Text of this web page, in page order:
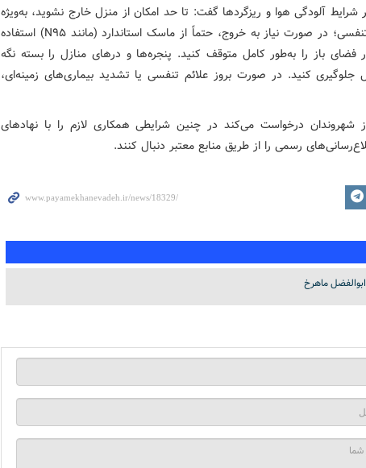
آلودگی هوا و ریزگردها گفت: تا حد امکان از منزل خارج نشوید، به‌ویژه
کودکان، سالمندان، بیماران قلبی و تنفسی؛ در صورت نیاز به خروج، حتماً از ماسک استاندارد (مانند N95) استفاده
فضای باز را به‌طور کامل متوقف کنید. پنجره‌ها و درهای منازل را بسته نگه
جلوگیری کنید. در صورت بروز علائم تنفسی یا تشدید بیماری‌های زمینه‌ای،
شهروندان درخواست می‌کند در چنین شرایطی همکاری لازم را با نهادهای
رسمی را از طریق منابع معتبر دنبال کنند.
ابوالفضل ماهرخ